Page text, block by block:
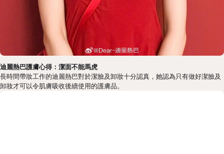
迪麗熱巴護膚心得：潔面不能馬虎
長時間帶妝工作的迪麗熱巴對於潔臉及卸妝十分認真，她認為只有做好潔臉及
卸妝才可以令肌膚吸收後續使用的護膚品。